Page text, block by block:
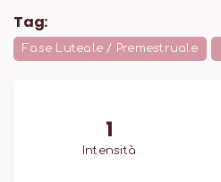
Tag:
Fase Luteale / Premestruale
1
Intensità